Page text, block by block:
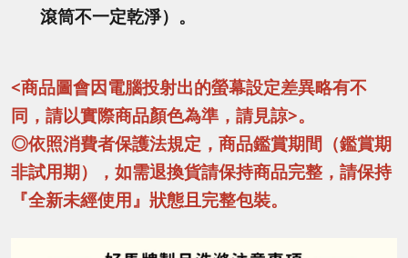
滾筒不一定乾淨）。
<商品圖會因電腦投射出的螢幕設定差異略有不
同，請以實際商品顏色為準，請見諒>。
◎依照消費者保護法規定，商品鑑賞期間（鑑賞期
非試用期），如需退換貨請保持商品完整，請保持
『全新未經使用』狀態且完整包裝。